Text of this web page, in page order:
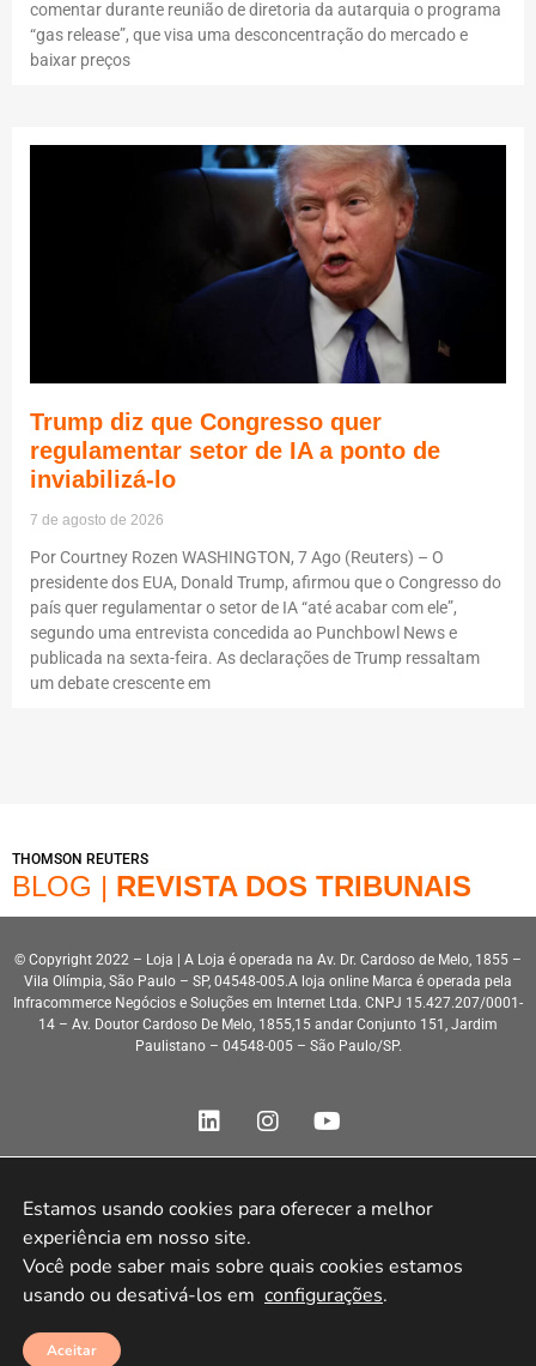
comentar durante reunião de diretoria da autarquia o programa
“gas release”, que visa uma desconcentração do mercado e
baixar preços
Trump diz que Congresso quer
regulamentar setor de IA a ponto de
inviabilizá-lo
7 de agosto de 2026
Por Courtney Rozen WASHINGTON, 7 Ago (Reuters) – O
presidente dos EUA, Donald Trump, afirmou que o Congresso do
país quer regulamentar o setor de IA “até acabar com ele”,
segundo uma entrevista concedida ao Punchbowl News e
publicada na sexta-feira. As declarações de Trump ressaltam
um debate crescente em
THOMSON REUTERS
BLOG | REVISTA DOS TRIBUNAIS
© Copyright 2022 – Loja | A Loja é operada na Av. Dr. Cardoso de Melo, 1855 –
Vila Olímpia, São Paulo – SP, 04548-005.A loja online Marca é operada pela
Infracommerce Negócios e Soluções em Internet Ltda. CNPJ 15.427.207/0001-
14 – Av. Doutor Cardoso De Melo, 1855,15 andar Conjunto 151, Jardim
Paulistano – 04548-005 – São Paulo/SP.
Estamos usando cookies para oferecer a melhor
experiência em nosso site.
Você pode saber mais sobre quais cookies estamos
usando ou desativá-los em configurações.
Aceitar